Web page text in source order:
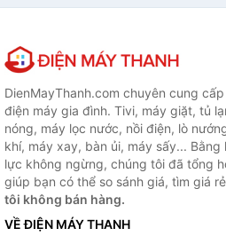
DienMayThanh.com chuyên cung
điện máy gia đình. Tivi, máy giặt, tủ
nóng, máy lọc nước, nồi điện, lò
khí, máy xay, bàn ủi, máy sấy...
lực không ngừng, chúng tôi đã tổng
giúp bạn có thể so sánh giá, tìm giá
tôi không bán hàng.
VỀ ĐIỆN MÁY THANH